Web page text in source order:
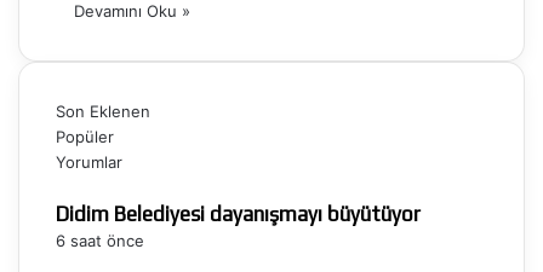
Devamını Oku »
Son Eklenen
Popüler
Yorumlar
Didim Belediyesi dayanışmayı büyütüyor
6 saat önce